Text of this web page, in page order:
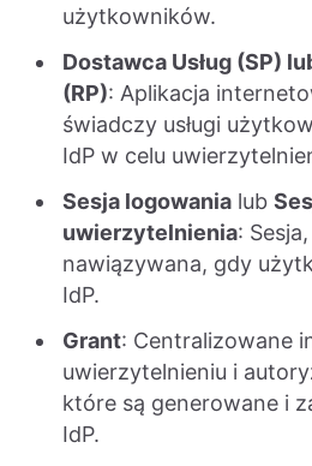
użytkowników.
Dostawca Usług (SP)
(RP): Aplikacja
świadczy usługi
IdP w celu
Sesja logowania lub
uwierzytelnienia:
nawiązywana, gdy
IdP.
Grant: Centralizowane
uwierzytelnieniu i
które są generowane i
IdP.